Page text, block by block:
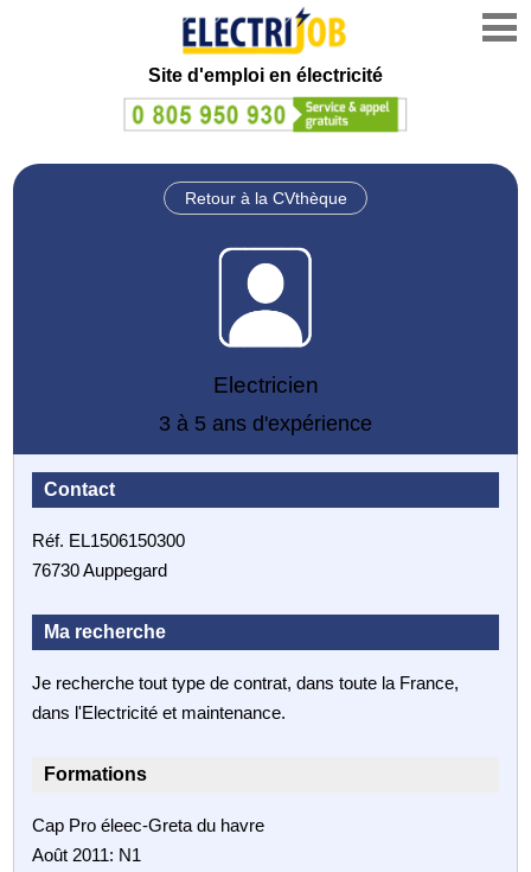
Site d'emploi en électricité
Retour à la CVthèque
Electricien
3 à 5 ans d'expérience
Contact
Réf. EL1506150300
76730 Auppegard
Ma recherche
Je recherche tout type de contrat, dans toute la France,
dans l'Electricité et maintenance.
Formations
Cap Pro éleec-Greta du havre
Août 2011: N1